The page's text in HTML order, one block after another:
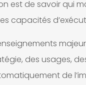
est de savoir qui
capacités
des usages,
de